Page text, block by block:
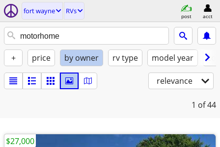
fort wayne RVs
post acct
+ price by owner rv type model year
relevance
1 of 44
$27,000